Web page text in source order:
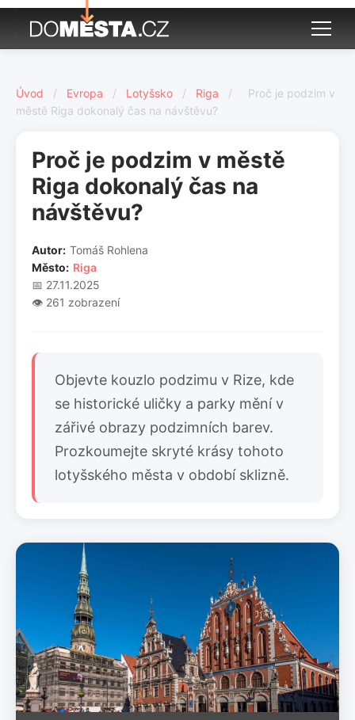
Úvod / Evropa / Lotyšsko / Riga /
Proč je podzim v
městě Riga dokonalý čas na návštěvu?
Proč je podzim v městě
Riga dokonalý čas na
návštěvu?
Autor: Tomáš Rohlena
Město: Riga
📅 27.11.2025
👁️ 261 zobrazení
Objevte kouzlo podzimu v Rize, kde
se historické uličky a parky mění v
zářivé obrazy podzimních barev.
Prozkoumejte skryté krásy tohoto
lotyšského města v období sklizně.